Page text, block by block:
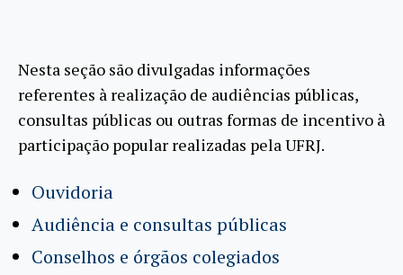
Nesta seção são divulgadas informações
referentes à realização de audiências públicas,
consultas públicas ou outras formas de incentivo à
participação popular realizadas pela UFRJ.
Ouvidoria
Audiência e consultas públicas
Conselhos e órgãos colegiados